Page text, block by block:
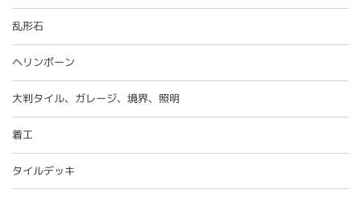
乱形石
ヘリンボーン
大判タイル、ガレージ、境界、照明
着工
タイルデッキ